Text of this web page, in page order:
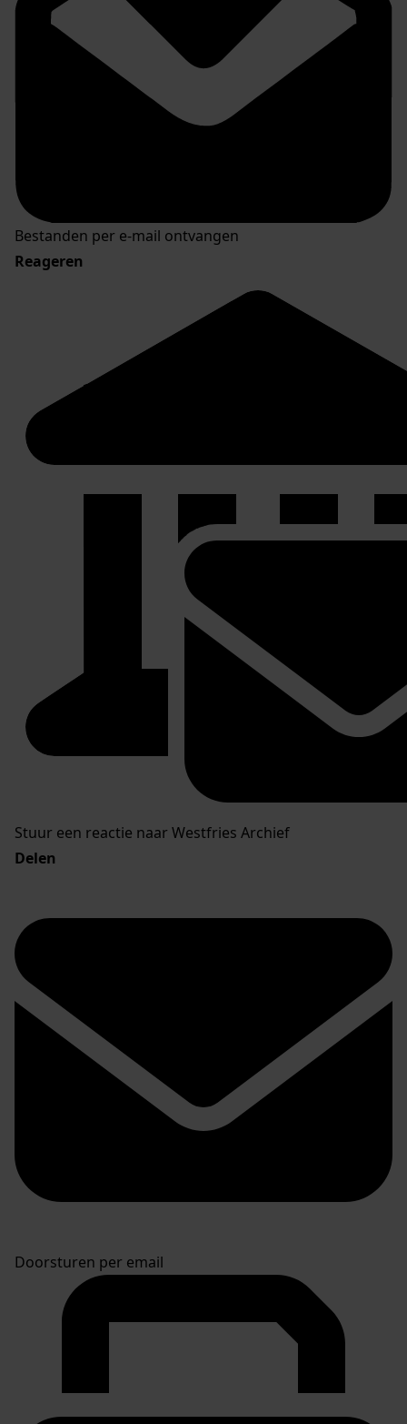
Bestanden per e-mail ontvangen
Reageren
Stuur een reactie naar Westfries Archief
Delen
Doorsturen per email